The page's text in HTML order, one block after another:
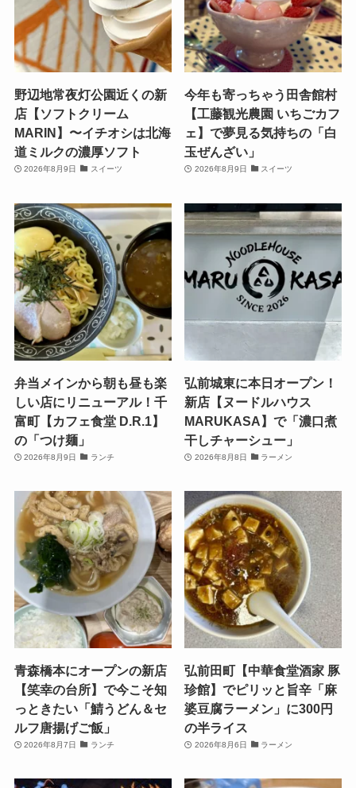
野辺地常夜灯公園近くの新
店【ソフトクリーム
MARIN】〜イチオシは北海
道ミルクの濃厚ソフト
2026年8月9日 スイーツ
今年も寄っちゃう田舎館村
【工藤観光農園 いちごカフ
ェ】で夢見る気持ちの「白
玉ぜんざい」
2026年8月9日 スイーツ
弁当メインから朝も昼も楽
しい店にリニューアル！千
富町【カフェ食堂 D.R.1】
の「つけ麺」
2026年8月9日 ランチ
弘前城東に本日オープン！
新店【ヌードルハウス
MARUKASA】で「濃口煮
干しチャーシュー」
2026年8月8日 ラーメン
青森橋本にオープンの新店
【笑幸の台所】で今こそ知
っときたい「鯖うどん＆セ
ルフ唐揚げご飯」
2026年8月7日 ランチ
弘前田町【中華食堂酒家 豚
珍館】でピリッと旨辛「麻
婆豆腐ラーメン」に300円
の半ライス
2026年8月6日 ラーメン